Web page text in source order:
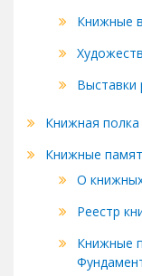
Книжные
Выставки
Книжная полка
Книжные
О
Реестр
Книжные